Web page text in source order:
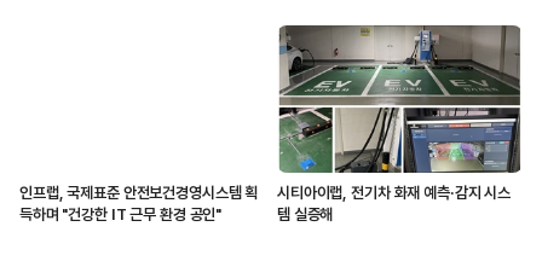
인프랩, 국제표준 안전보건경영시스템 획
득하며 "건강한 IT 근무 환경 공인"
시티아이랩, 전기차 화재 예측·감지 시스
템 실증해